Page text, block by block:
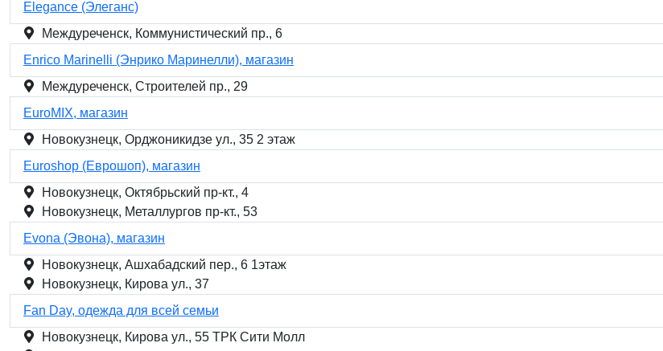
Elegance (Элеганс)
Междуреченск, Коммунистический пр., 6
Enrico Marinelli (Энрико Маринелли), магазин
Междуреченск, Строителей пр., 29
EuroMIX, магазин
Новокузнецк, Орджоникидзе ул., 35 2 этаж
Euroshop (Еврошоп), магазин
Новокузнецк, Октябрьский пр-кт., 4
Новокузнецк, Металлургов пр-кт., 53
Evona (Эвона), магазин
Новокузнецк, Ашхабадский пер., 6 1этаж
Новокузнецк, Кирова ул., 37
Fan Day, одежда для всей семьи
Новокузнецк, Кирова ул., 55 ТРК Сити Молл